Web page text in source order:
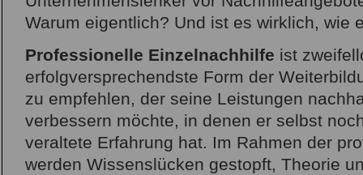
Warum eigentlich? Und ist es wirklich, wie
Professionelle Einzelnachhilfe ist
erfolgversprechendste Form der
zu empfehlen, der seine Leistungen
verbessern möchte, in denen er selbst
veraltete Erfahrung hat. Im Rahmen der
werden Wissenslücken gestopft, Theorie